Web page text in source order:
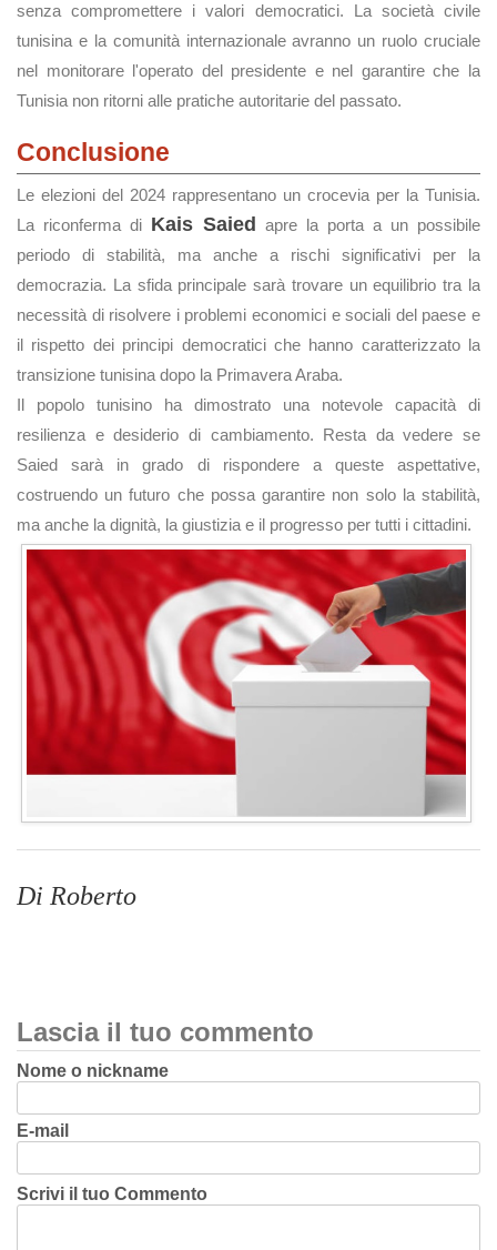
senza compromettere i valori democratici. La società civile
tunisina e la comunità internazionale avranno un ruolo cruciale
nel monitorare l'operato del presidente e nel garantire che la
Tunisia non ritorni alle pratiche autoritarie del passato.
Conclusione
Le elezioni del 2024 rappresentano un crocevia per la Tunisia.
La riconferma di Kais Saied
apre la porta a un possibile
periodo di stabilità, ma anche a rischi significativi per la
democrazia. La sfida principale sarà trovare un equilibrio tra la
necessità di risolvere i problemi economici e sociali del paese e
il rispetto dei principi democratici che hanno caratterizzato la
transizione tunisina dopo la Primavera Araba.
Il popolo tunisino ha dimostrato una notevole capacità di
resilienza e desiderio di cambiamento. Resta da vedere se
Saied sarà in grado di rispondere a queste aspettative,
costruendo un futuro che possa garantire non solo la stabilità,
ma anche la dignità, la giustizia e il progresso per tutti i cittadini.
Di Roberto
Lascia il tuo commento
Nome o nickname
E-mail
Scrivi il tuo Commento